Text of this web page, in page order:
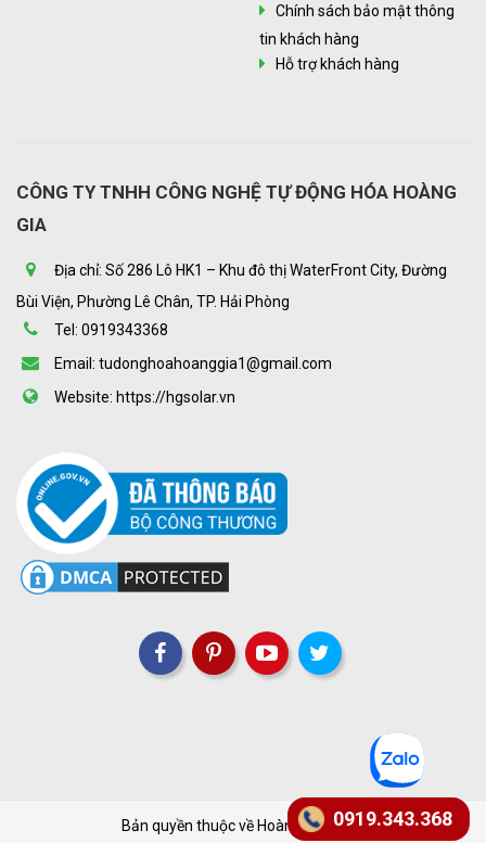
Chính sách bảo mật thông
tin khách hàng
Hỗ trợ khách hàng
CÔNG TY TNHH CÔNG NGHỆ TỰ ĐỘNG HÓA HOÀNG
GIA
Địa chỉ: Số 286 Lô HK1 – Khu đô thị WaterFront City, Đường
Bùi Viện, Phường Lê Chân, TP. Hải Phòng
Tel: 0919343368
Email: tudonghoahoanggia1@gmail.com
Website: https://hgsolar.vn
Bản quyền thuộc về Hoàng Gia Solar0919.343.368